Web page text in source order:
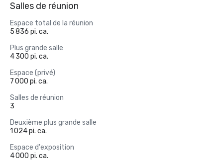
Salles de réunion
Espace total de la réunion
5 836 pi. ca.
Plus grande salle
4 300 pi. ca.
Espace (privé)
7 000 pi. ca.
Salles de réunion
3
Deuxième plus grande salle
1 024 pi. ca.
Espace d'exposition
4 000 pi. ca.